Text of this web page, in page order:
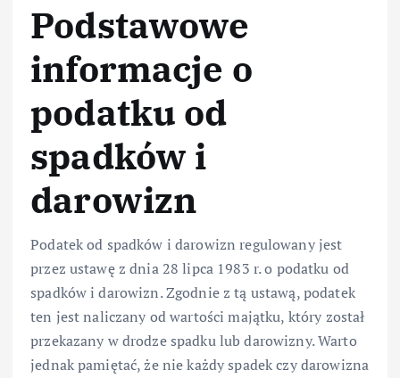
Podstawowe
informacje o
podatku od
spadków i
darowizn
Podatek od spadków i darowizn regulowany jest
przez ustawę z dnia 28 lipca 1983 r. o podatku od
spadków i darowizn. Zgodnie z tą ustawą, podatek
ten jest naliczany od wartości majątku, który został
przekazany w drodze spadku lub darowizny. Warto
jednak pamiętać, że nie każdy spadek czy darowizna